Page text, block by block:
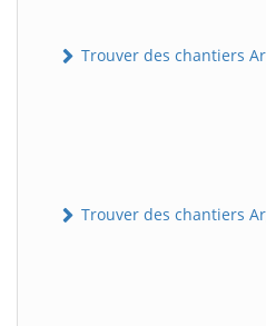
Trouver des chantiers
Trouver des chantiers